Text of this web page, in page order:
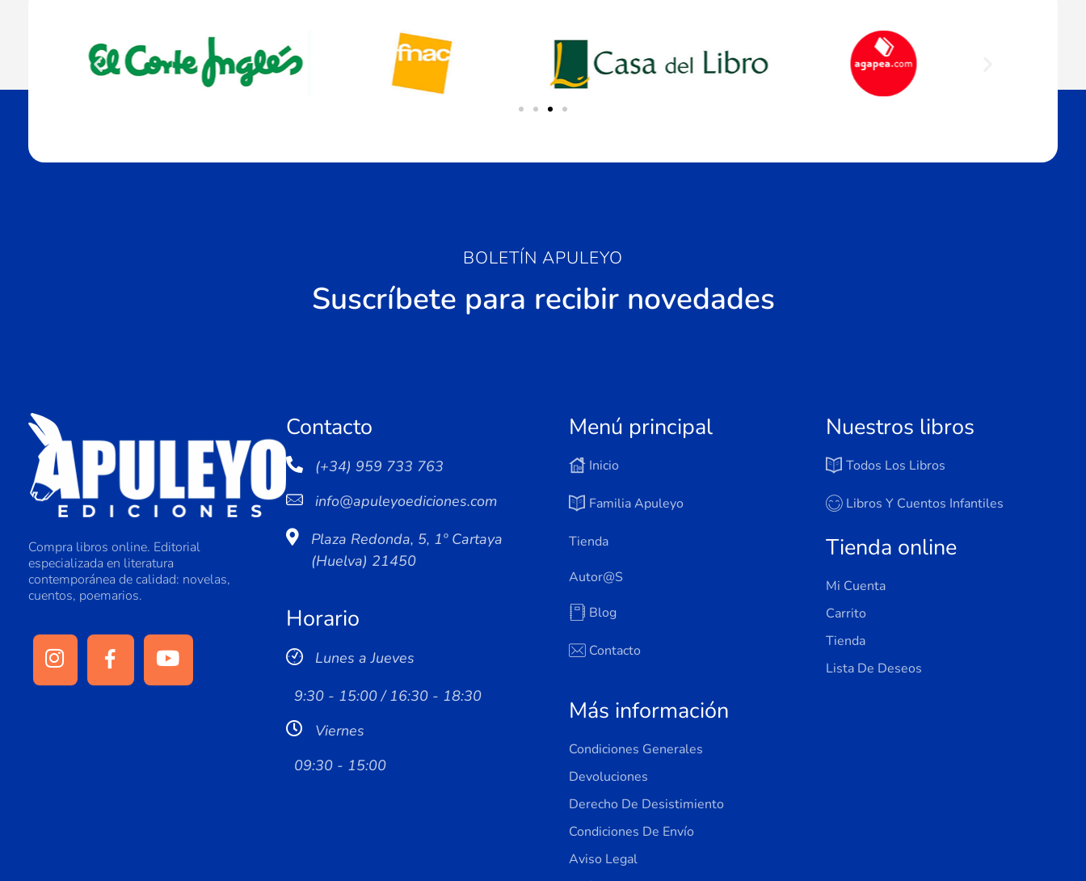
BOLETÍN APULEYO
Suscríbete para recibir novedades
Compra libros online. Editorial
especializada en literatura
contemporánea de calidad: novelas,
cuentos, poemarios.
Contacto
(+34) 959 733 763
info@apuleyoediciones.com
Plaza Redonda, 5, 1º Cartaya
(Huelva) 21450
Horario
Lunes a Jueves
9:30 - 15:00 / 16:30 - 18:30
Viernes
09:30 - 15:00
Menú principal
Inicio
Familia Apuleyo
Tienda
Autor@s
Blog
Contacto
Más información
Condiciones Generales
Devoluciones
Derecho De Desistimiento
Condiciones De Envío
Aviso Legal
Nuestros libros
Todos Los Libros
Libros Y Cuentos Infantiles
Tienda online
Mi Cuenta
Carrito
Tienda
Lista De Deseos